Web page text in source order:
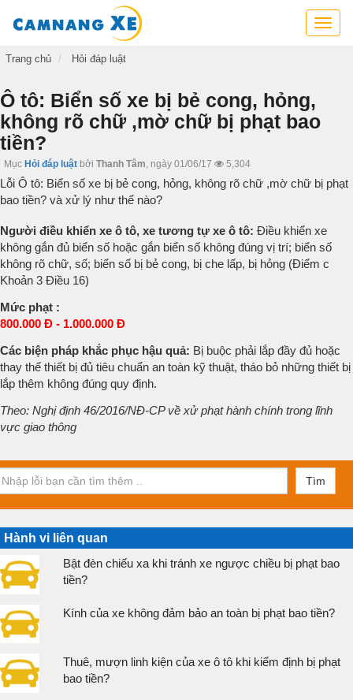
Cẩm
lái
Trang chủ Hỏi đáp luật
Ô tô: Biển số xe bị bẻ cong, hỏng,
không rõ chữ ,mờ chữ bị phạt bao
tiền?
Mục Hỏi đáp luật bởi Thanh Tâm, ngày 01/06/17 5,304
Lỗi Ô tô: Biển số xe bị bẻ cong, hỏng, không rõ chữ ,mờ chữ bị phạt
bao tiền? và xử lý như thế nào?
Người điều khiển xe ô tô, xe tương tự xe ô tô: Điều khiển xe
không gắn đủ biển số hoặc gắn biển số không đúng vị trí; biển số
không rõ chữ, số; biển số bị bẻ cong, bị che lấp, bị hỏng (Điểm c
Khoản 3 Điều 16)
Mức phạt :
800.000 Đ - 1.000.000 Đ
Các biện pháp khắc phục hậu quả: Bị buộc phải lắp đầy đủ hoặc
thay thế thiết bị đủ tiêu chuẩn an toàn kỹ thuật, tháo bỏ những thiết bị
lắp thêm không đúng quy định.
Theo: Nghị định 46/2016/NĐ-CP về xử phạt hành chính trong lĩnh
vực giao thông
Tìm
Hành vi liên quan
Bật đèn chiếu xa khi tránh xe ngược chiều bị phạt bao
tiền?
Kính của xe không đảm bảo an toàn bị phạt bao tiền?
Thuê, mượn linh kiện của xe ô tô khi kiểm định bị phạt
bao tiền?